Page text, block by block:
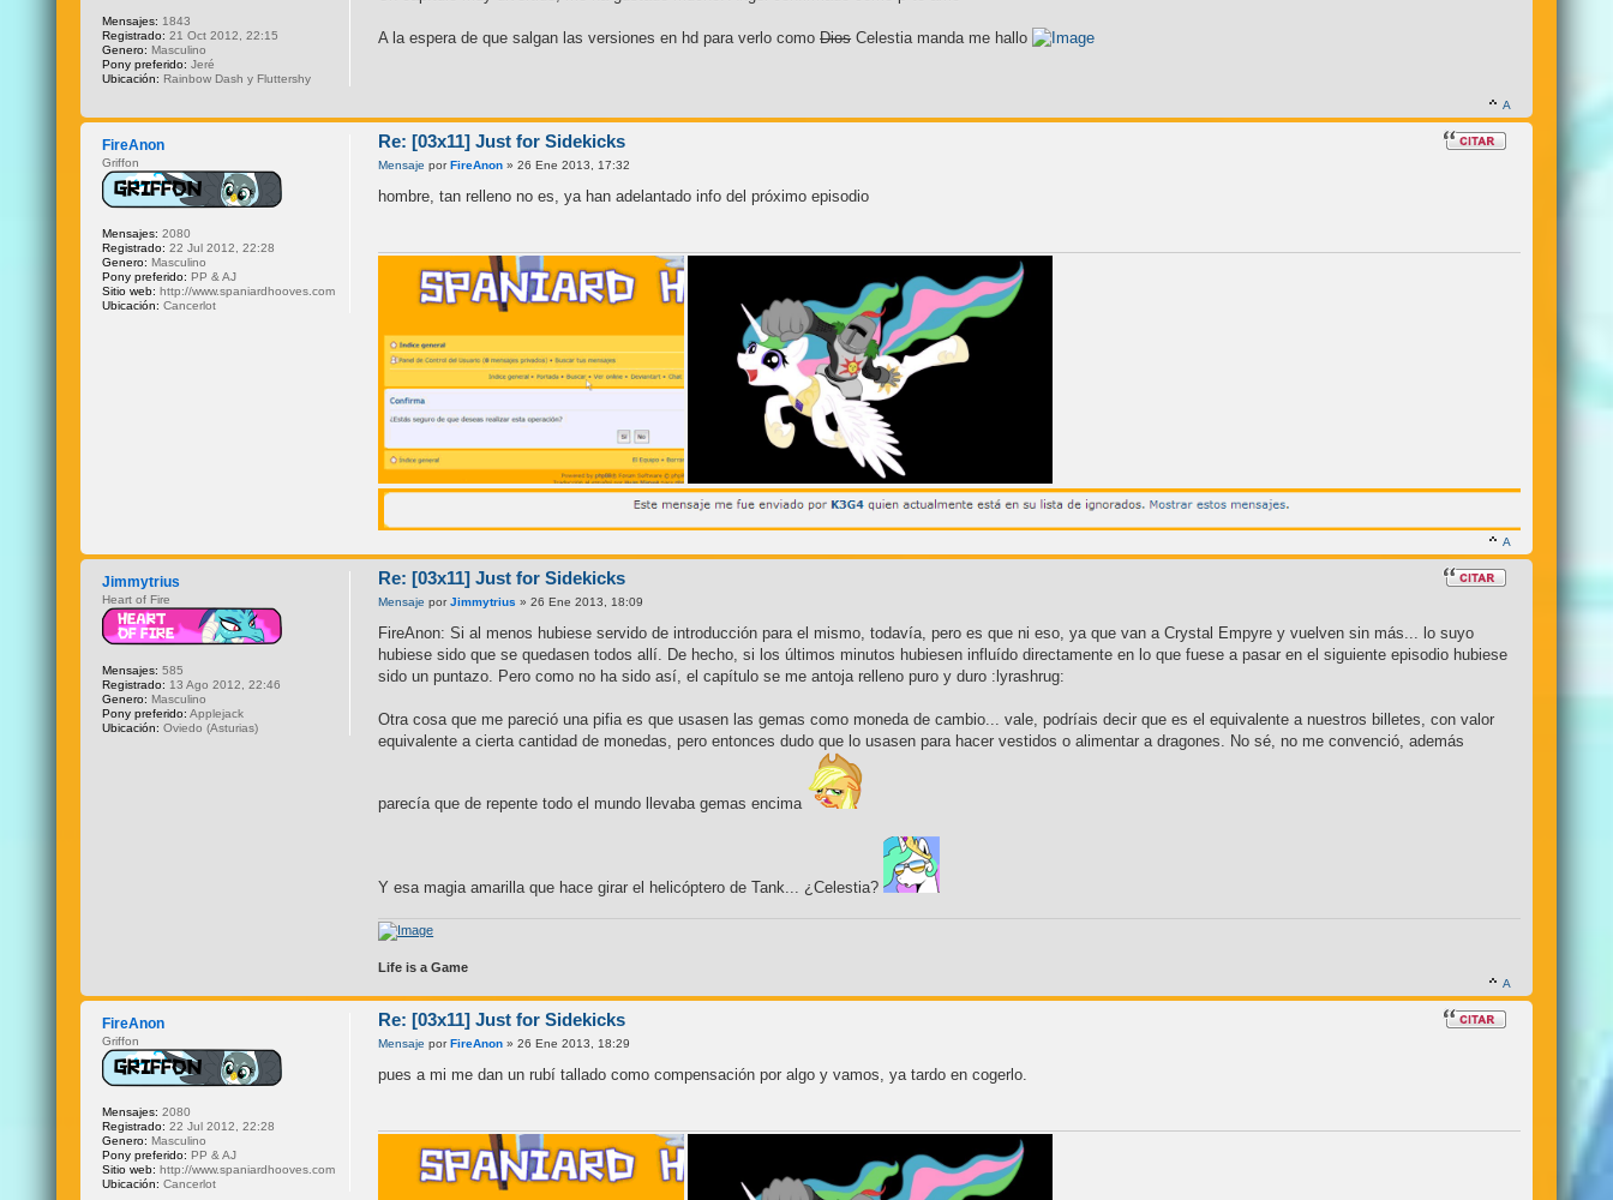
A la espera de que salgan las versiones en hd para verlo comoDios Celestia manda me hallo
Mensajes: 1843
Registrado: 21 Oct 2012, 22:15
Genero: Masculino
Pony preferido: Jeré
Ubicación: Rainbow Dash y Fluttershy
Re: [03x11] Just for Sidekicks
Mensaje porFireAnon » 26 Ene 2013, 17:32
hombre, tan relleno no es, ya han adelantado info del próximo episodio
FireAnon
Griffon
Mensajes: 2080
Registrado: 22 Jul 2012, 22:28
Genero: Masculino
Pony preferido: PP & AJ
Sitio web: http://www.spaniardhooves.com
Ubicación: Cancerlot
Re: [03x11] Just for Sidekicks
Mensaje porJimmytrius » 26 Ene 2013, 18:09
FireAnon: Si al menos hubiese servido de introducción para el mismo, todavía, pero es que ni eso, ya que van a Crystal Empyre y vuelven sin más... lo suyo
hubiese sido que se quedasen todos allí. De hecho, si los últimos minutos hubiesen influído directamente en lo que fuese a pasar en el siguiente episodio hubiese
sido un puntazo. Pero como no ha sido así, el capítulo se me antoja relleno puro y duro :lyrashrug:
Otra cosa que me pareció una pifia es que usasen las gemas como moneda de cambio... vale, podríais decir que es el equivalente a nuestros billetes, con valor
equivalente a cierta cantidad de monedas, pero entonces dudo que lo usasen para hacer vestidos o alimentar a dragones. No sé, no me convenció, además
parecía que de repente todo el mundo llevaba gemas encima
Y esa magia amarilla que hace girar el helicóptero de Tank... ¿Celestia?
Life is a Game
Jimmytrius
Heart of Fire
Mensajes: 585
Registrado: 13 Ago 2012, 22:46
Genero: Masculino
Pony preferido: Applejack
Ubicación: Oviedo (Asturias)
Re: [03x11] Just for Sidekicks
Mensaje porFireAnon » 26 Ene 2013, 18:29
pues a mi me dan un rubí tallado como compensación por algo y vamos, ya tardo en cogerlo.
FireAnon
Griffon
Mensajes: 2080
Registrado: 22 Jul 2012, 22:28
Genero: Masculino
Pony preferido: PP & AJ
Sitio web: http://www.spaniardhooves.com
Ubicación: Cancerlot